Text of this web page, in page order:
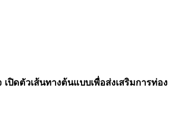
ดตัวเส้นทางต้นแบบเพื่อส่งเสริมการท่อง